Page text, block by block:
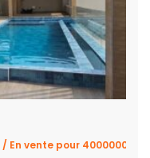
/ En vente pour 400000000